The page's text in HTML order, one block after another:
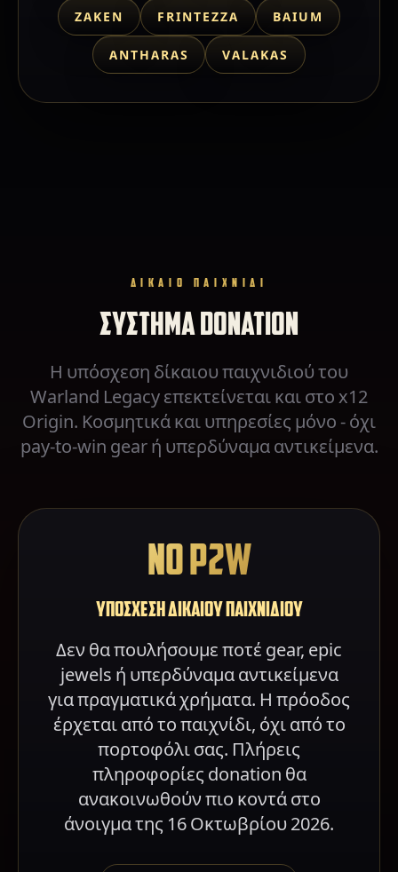
ZAKEN FRINTEZZA BAIUM
ANTHARAS VALAKAS
ΔΙΚΑΙΟ ΠΑΙΧΝΙΔΙ
ΣΥΣΤΗΜΑ DONATION
Η υπόσχεση δίκαιου παιχνιδιού του
Warland Legacy επεκτείνεται και στο x12
Origin. Κοσμητικά και υπηρεσίες μόνο - όχι
pay-to-win gear ή υπερδύναμα αντικείμενα.
No P2W
ΥΠΟΣΧΕΣΗ ΔΙΚΑΙΟΥ ΠΑΙΧΝΙΔΙΟΥ
Δεν θα πουλήσουμε ποτέ gear, epic
jewels ή υπερδύναμα αντικείμενα
για πραγματικά χρήματα. Η πρόοδος
έρχεται από το παιχνίδι, όχι από το
πορτοφόλι σας. Πλήρεις
πληροφορίες donation θα
ανακοινωθούν πιο κοντά στο
άνοιγμα της 16 Οκτωβρίου 2026.